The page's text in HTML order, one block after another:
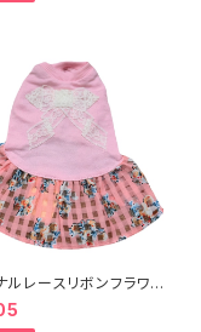
ルレースリボンフラワー
ス ピンク520100〜